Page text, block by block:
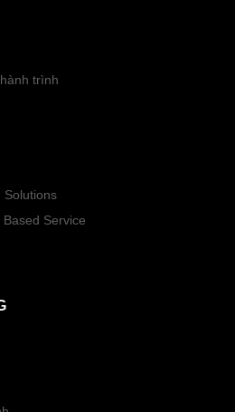
trình
Service